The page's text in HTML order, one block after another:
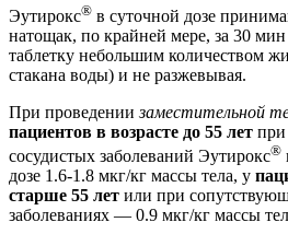
Эутирокс® в суточной дозе
натощак, по крайней мере, за 30
таблетку небольшим количеством
стакана воды) и не разжевывая.
При проведениизаместительной
пациентов в возрасте до 55 лет при
сосудистых заболеваний Эутирокс®
дозе 1.6-1.8 мкг/кг массы тела, у
старше 55 лет или при
заболеваниях — 0.9 мкг/кг массы